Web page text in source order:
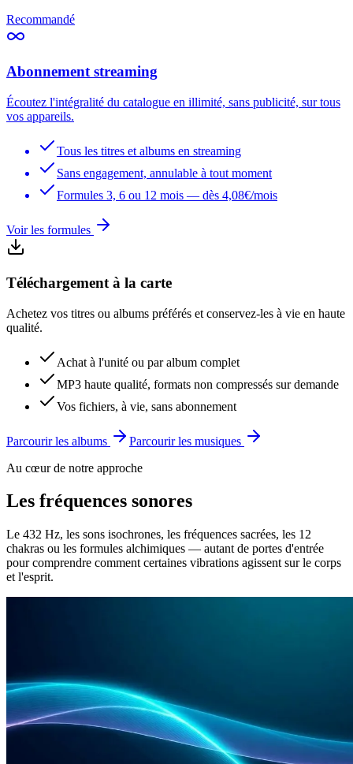
Recommandé
Abonnement streaming
Écoutez l'intégralité du catalogue en illimité, sans publicité, sur tous
vos appareils.
Tous les titres et albums en streaming
Sans engagement, annulable à tout moment
Formules 3, 6 ou 12 mois — dès 4,08€/mois
Voir les formules
Téléchargement à la carte
Achetez vos titres ou albums préférés et conservez-les à vie en haute
qualité.
Achat à l'unité ou par album complet
MP3 haute qualité, formats non compressés sur demande
Vos fichiers, à vie, sans abonnement
Parcourir les albums
Parcourir les musiques
Au cœur de notre approche
Les fréquences sonores
Le 432 Hz, les sons isochrones, les fréquences sacrées, les 12
chakras ou les formules alchimiques — autant de portes d'entrée
pour comprendre comment certaines vibrations agissent sur le corps
et l'esprit.